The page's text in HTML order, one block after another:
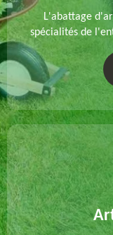
L'abattage
spécialités de
un abattage
des